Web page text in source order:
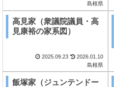
島根県
高見家（衆議院議員・高
見康裕の家系図）
2025.09.23
2026.01.10
島根県
飯塚家（ジュンテンドー